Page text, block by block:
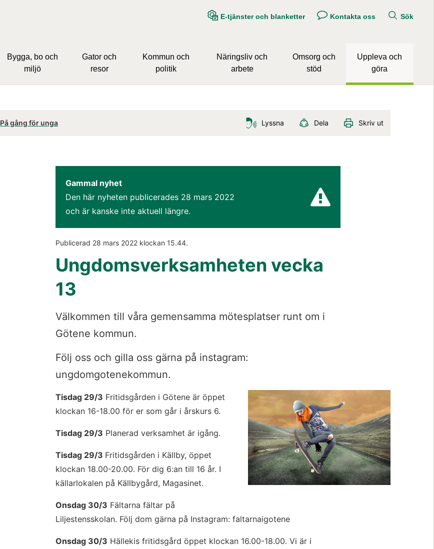
E-tjänster och blanketter Kontakta oss Sök
Bygga, bo och
miljö
Gator och
resor
Kommun och
politik
Näringsliv och
arbete
Omsorg och
stöd
Uppleva och
göra
På gång för unga Lyssna Dela Skriv ut
Gammal nyhet
Den här nyheten publicerades 28 mars 2022
och är kanske inte aktuell längre.
Publicerad 28 mars 2022 klockan 15.44.
Ungdomsverksamheten vecka
13
Välkommen till våra gemensamma mötesplatser runt om i
Götene kommun.
Följ oss och gilla oss gärna på instagram:
ungdomgotenekommun.
Tisdag 29/3 Fritidsgården i Götene är öppet
klockan 16-18.00 för er som går i årskurs 6.
Tisdag 29/3 Planerad verksamhet är igång.
Tisdag 29/3 Fritidsgården i Källby, öppet
klockan 18.00-20.00. För dig 6:an till 16 år. I
källarlokalen på Källbygård, Magasinet.
Onsdag 30/3 Fältarna fältar på
Liljestensskolan. Följ dom gärna på Instagram: faltarnaigotene
Onsdag 30/3 Hällekis fritidsgård öppet klockan 16.00-18.00. Vi är i